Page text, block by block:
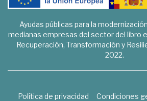
Ayudas públicas para la
medianas empresas del sector del libro
Recuperación, Transformación y
2022.
Política de privacidad Condiciones